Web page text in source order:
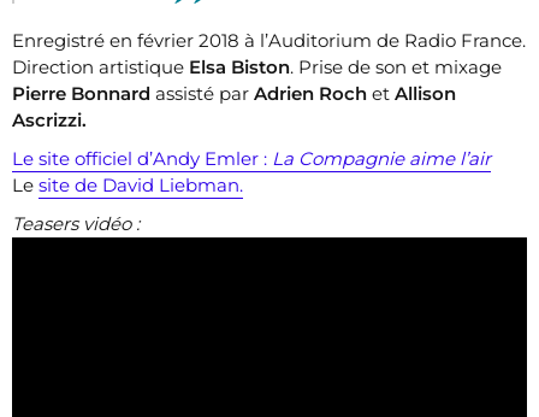
Enregistré en février 2018 à l’Auditorium de Radio France.
Direction artistique Elsa Biston. Prise de son et mixage
Pierre Bonnard assisté par Adrien Roch et Allison
Ascrizzi.
Le site officiel d’Andy Emler : La Compagnie aime l’air
Le site de David Liebman.
Teasers vidéo :